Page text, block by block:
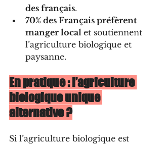
des français.
70% des Français préfèrent
manger local et soutiennent
l’agriculture biologique et
paysanne.
En pratique : l’agriculture
biologique unique
alternative ?
Si l’agriculture biologique est